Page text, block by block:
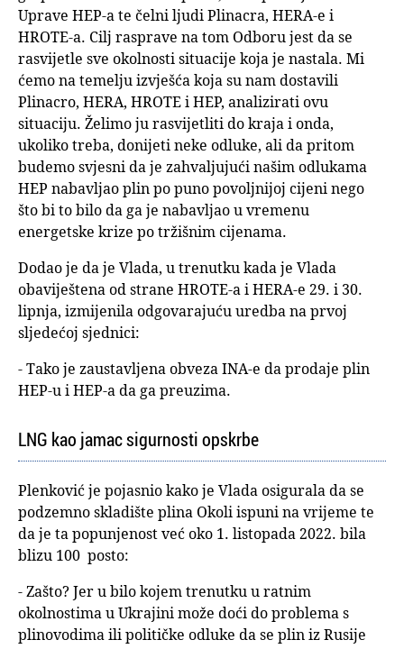
Uprave HEP-a te čelni ljudi Plinacra, HERA-e i
HROTE-a. Cilj rasprave na tom Odboru jest da se
rasvijetle sve okolnosti situacije koja je nastala. Mi
ćemo na temelju izvješća koja su nam dostavili
Plinacro, HERA, HROTE i HEP, analizirati ovu
situaciju. Želimo ju rasvijetliti do kraja i onda,
ukoliko treba, donijeti neke odluke, ali da pritom
budemo svjesni da je zahvaljujući našim odlukama
HEP nabavljao plin po puno povoljnijoj cijeni nego
što bi to bilo da ga je nabavljao u vremenu
energetske krize po tržišnim cijenama.
Dodao je da je Vlada, u trenutku kada je Vlada
obaviještena od strane HROTE-a i HERA-e 29. i 30.
lipnja, izmijenila odgovarajuću uredba na prvoj
sljedećoj sjednici:
- Tako je zaustavljena obveza INA-e da prodaje plin
HEP-u i HEP-a da ga preuzima.
LNG kao jamac sigurnosti opskrbe
Plenković je pojasnio kako je Vlada osigurala da se
podzemno skladište plina Okoli ispuni na vrijeme te
da je ta popunjenost već oko 1. listopada 2022. bila
blizu 100 posto:
- Zašto? Jer u bilo kojem trenutku u ratnim
okolnostima u Ukrajini može doći do problema s
plinovodima ili političke odluke da se plin iz Rusije